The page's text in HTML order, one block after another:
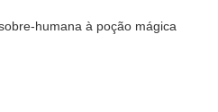
humana à poção mágica